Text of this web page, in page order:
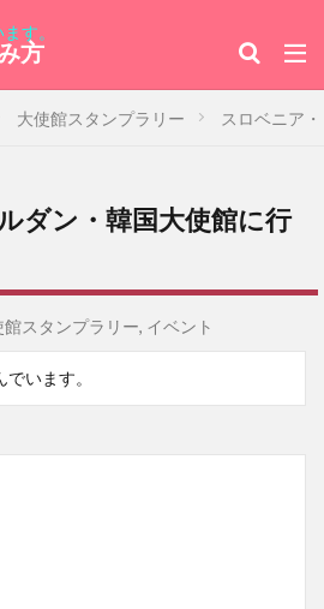
す。
方
大使館スタンプラリー スロベニア
ダン・韓国大使館に行
館スタンプラリー, イベント
います。